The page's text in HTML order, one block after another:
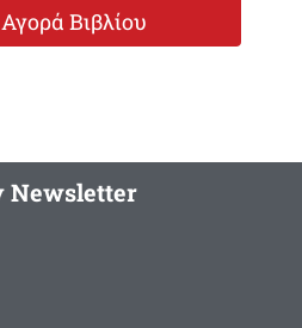
Αγορά Βιβλίου
Newsletter